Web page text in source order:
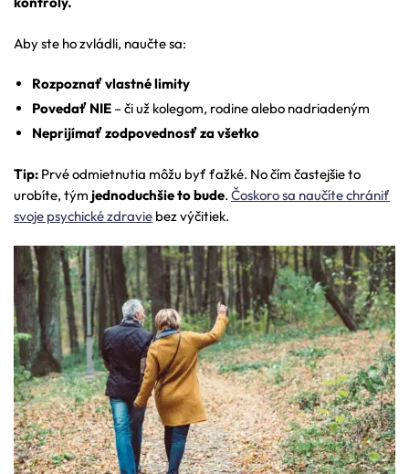
Aby ste ho zvládli, naučte sa:
Rozpoznať vlastné limity
Povedať NIE – či už kolegom, rodine alebo nadriadeným
Neprijímať zodpovednosť za všetko
Tip: Prvé odmietnutia môžu byť ťažké. No čím častejšie to
urobíte, tým jednoduchšie to bude. Čoskoro sa naučíte chrániť
svoje psychické zdravie bez výčitiek.